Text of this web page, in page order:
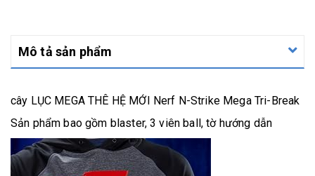
Mô tả sản phẩm
cây LỤC MEGA THÊ HỆ MỚI Nerf N-Strike Mega Tri-Break
Sản phẩm bao gồm blaster, 3 viên ball, tờ hướng dẫn